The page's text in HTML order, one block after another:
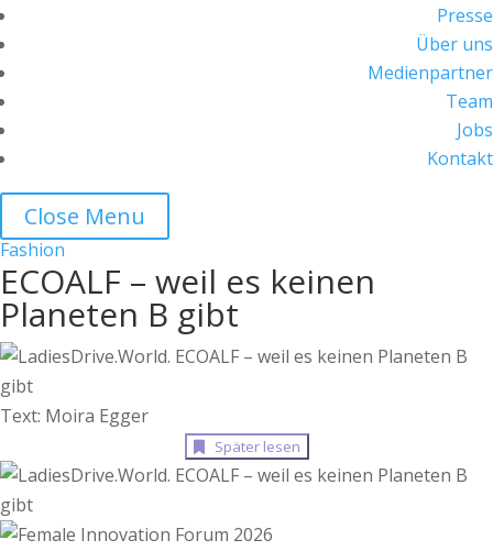
Presse
Über uns
Medienpartner
Team
Jobs
Kontakt
Close Menu
Fashion
ECOALF – weil es keinen
Planeten B gibt
Text: Moira Egger
Später lesen